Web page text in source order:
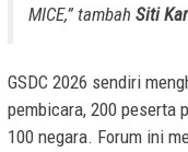
MICE,” tambah Siti
GSDC 2026 sendiri
pembicara, 200 peserta
100 negara. Forum ini